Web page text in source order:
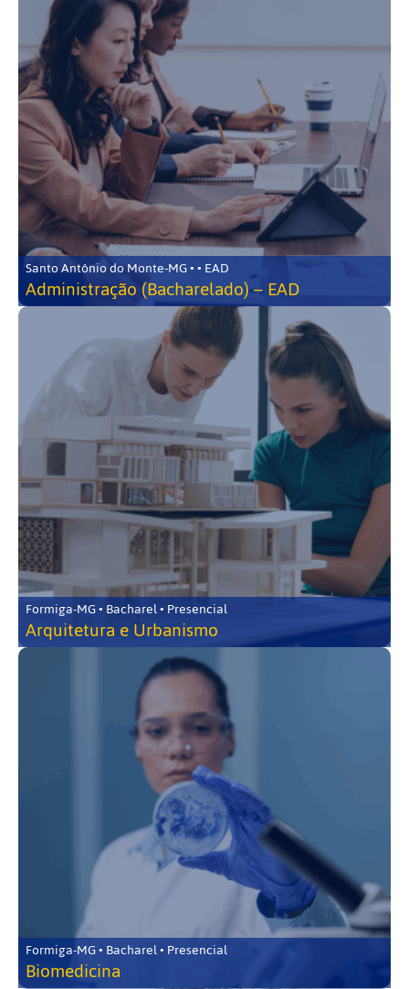
Santo Antônio do Monte-MG • • EAD
Administração (Bacharelado) – EAD
Formiga-MG • Bacharel • Presencial
Arquitetura e Urbanismo
Formiga-MG • Bacharel • Presencial
Biomedicina